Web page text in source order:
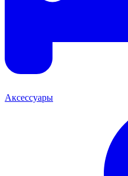
Аксессуары